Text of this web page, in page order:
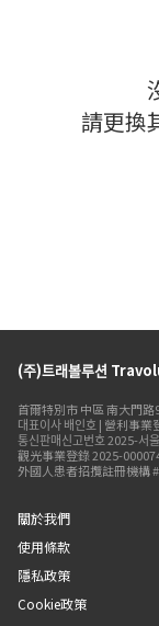
請更換
(주)트래볼루션
首爾特別市 中區 南大門路
대표이사 배인호 | 營利事
통신판매신고번호 2025-서
觀光事業登錄 2025-
外國人患者招攬註冊機構
關於我們
使用條款
隱私政策
Cookie政策